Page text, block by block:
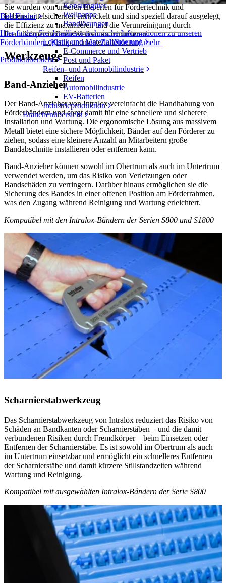
Belt Finder
Hier finden Sie detaillierte technische Informationen zu unseren
Förderbändern, Komponenten, Zubehör und mehr
Produktübersicht
Konsumgüter
Wellpappe
Bandlösungen
Logistik und Materialförderung
E-Commerce und Vertrieb
Post und Paket
Reifen- und Automobilindustrie
Reifen
Automobilindustrie
EV-Batterien
Industrieproduktion
Branchenübersicht
Sie wurden von unseren Experten für Fördertechnik und
Lebensmittelsicherheit entwickelt und sind speziell darauf ausgelegt,
die Effizienz zu maximieren und die Verunreinigung durch
Fremdkörper in Ihren Werken zu minimieren.
Werkzeuge
Band-Anzieher
Der Band-Anzieher von Intralox vereinfacht die Handhabung von
Förderbändern und sorgt damit für eine schnellere und sicherere
Installation und Wartung. Die ergonomische Lösung aus massivem
Metall bietet eine sichere Möglichkeit, Bänder auf den Förderer zu
ziehen, sodass eine kleinere Anzahl an Mitarbeitern große
Bandabschnitte installieren oder entfernen kann.
Band-Anzieher können sowohl im Obertrum als auch im Untertrum
verwendet werden, um das Risiko von Verletzungen oder
Bandschäden zu verringern. Darüber hinaus ermöglichen sie die
Sicherung des Bandes in einer offenen Position am Förderrahmen,
was den Zugang während Reinigung und Wartung erleichtert.
Kompatibel mit den Intralox-Bändern der Serien S800 und S1800
Scharnierstabwerkzeug
Das Scharnierstabwerkzeug von Intralox reduziert das Risiko von
Schäden an Bandkanten oder Scharnierstäben – und die damit
verbundenen Risiken durch Fremdkörper – beim Einsetzen oder
Entfernen der Scharnierstäbe. Es ist sowohl im Obertrum als auch
im Untertrum einsetzbar und ermöglicht ein schnelleres Entfernen
der Scharnierstäbe und damit kürzere Stillstandzeiten während
Wartung und Reinigung.
Kompatibel mit ausgewählten Intralox-Bändern der Serie S800